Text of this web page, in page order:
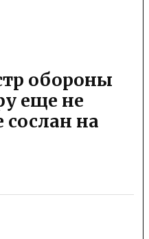
обороны
еще не
сослан на